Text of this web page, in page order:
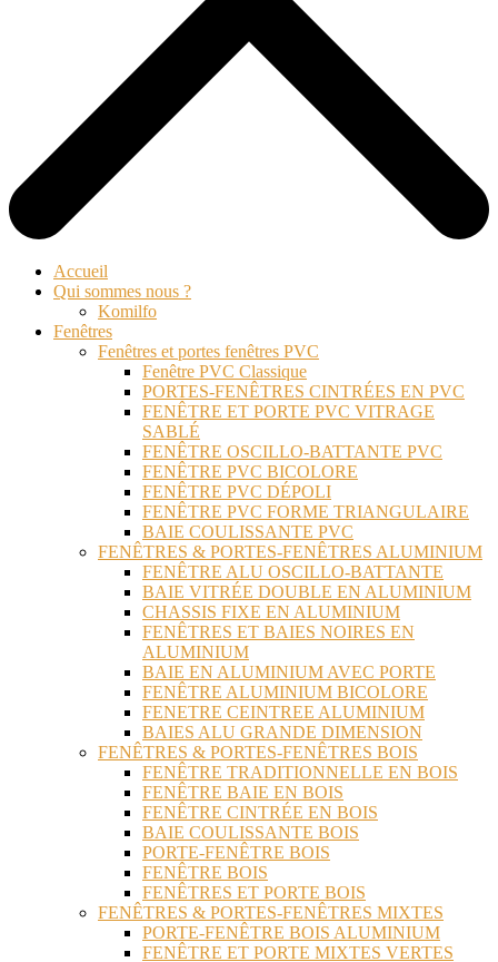
Accueil
Qui sommes nous ?
Komilfo
Fenêtres
Fenêtres et portes fenêtres PVC
Fenêtre PVC Classique
PORTES-FENÊTRES CINTRÉES EN PVC
FENÊTRE ET PORTE PVC VITRAGE
SABLÉ
FENÊTRE OSCILLO-BATTANTE PVC
FENÊTRE PVC BICOLORE
FENÊTRE PVC DÉPOLI
FENÊTRE PVC FORME TRIANGULAIRE
BAIE COULISSANTE PVC
FENÊTRES & PORTES-FENÊTRES ALUMINIUM
FENÊTRE ALU OSCILLO-BATTANTE
BAIE VITRÉE DOUBLE EN ALUMINIUM
CHASSIS FIXE EN ALUMINIUM
FENÊTRES ET BAIES NOIRES EN
ALUMINIUM
BAIE EN ALUMINIUM AVEC PORTE
FENÊTRE ALUMINIUM BICOLORE
FENETRE CEINTREE ALUMINIUM
BAIES ALU GRANDE DIMENSION
FENÊTRES & PORTES-FENÊTRES BOIS
FENÊTRE TRADITIONNELLE EN BOIS
FENÊTRE BAIE EN BOIS
FENÊTRE CINTRÉE EN BOIS
BAIE COULISSANTE BOIS
PORTE-FENÊTRE BOIS
FENÊTRE BOIS
FENÊTRES ET PORTE BOIS
FENÊTRES & PORTES-FENÊTRES MIXTES
PORTE-FENÊTRE BOIS ALUMINIUM
FENÊTRE ET PORTE MIXTES VERTES